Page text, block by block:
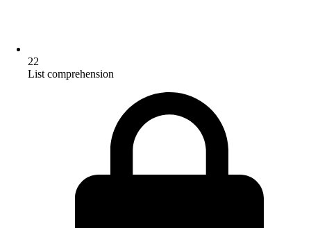
22
List comprehension